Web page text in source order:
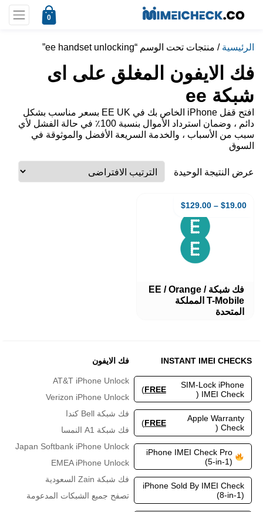
0
الرئيسية / منتجات تحت الوسم “ee handset unlocking”
فك الايفون المغلق على اى
شبكة ee
افتح قفل iPhone الخاص بك في EE UK بسعر مناسب بشكل
دائم ، وضمان استرداد الأموال بنسبة 100٪ في حالة الفشل لأي
سبب من الأسباب ، والخدمة السريعة الأفضل والموثوقة في
السوق
عرض النتيجة الوحيدة
فك شبكة EE / Orange /
T-Mobile المملكة
المتحدة
$19.00
–
$129.00
هناك
العديد
من
يمكن
اختيار
الخيارات
على
صفحة
المنتج
INSTANT IMEI CHECKS
SIM-Lock iPhone
IMEI Check (
FREE
)
Apple Warranty
Check (
FREE
)
iPhone IMEI Check Pro
(5-in-1)
iPhone Sold By IMEI Check
(8-in-1)
فك الايفون
AT&T iPhone Unlock
Verizon iPhone Unlock
فك شبكة Bell كندا
فك شبكة A1 النمسا
Japan Softbank iPhone Unlock
EMEA iPhone Unlock
فك شبكة Zain السعودية
تصفح جميع الشبكات المدعومة